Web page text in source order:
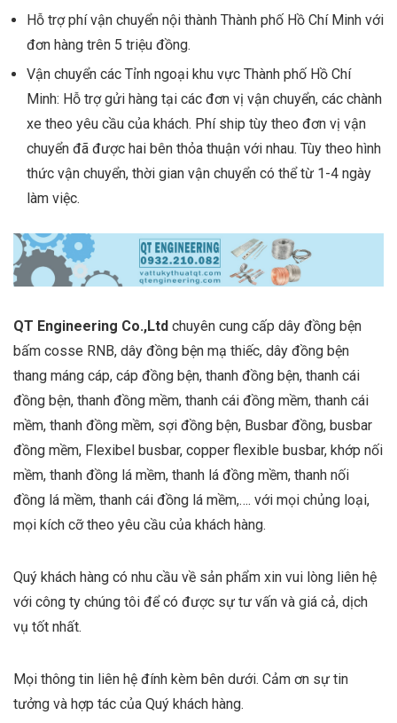
Hỗ trợ phí vận chuyển nội thành Thành phố Hồ Chí Minh với
đơn hàng trên 5 triệu đồng.
Vận chuyển các Tỉnh ngoại khu vực Thành phố Hồ Chí
Minh: Hỗ trợ gửi hàng tại các đơn vị vận chuyển, các chành
xe theo yêu cầu của khách. Phí ship tùy theo đơn vị vận
chuyển đã được hai bên thỏa thuận với nhau. Tùy theo hình
thức vận chuyển, thời gian vận chuyển có thể từ 1-4 ngày
làm việc.
QT Engineering Co.,Ltd chuyên cung cấp dây đồng bện
bấm cosse RNB, dây đồng bện mạ thiếc, dây đồng bện
thang máng cáp, cáp đồng bện, thanh đồng bện, thanh cái
đồng bện, thanh đồng mềm, thanh cái đồng mềm, thanh cái
mềm, thanh đồng mềm, sợi đồng bện, Busbar đồng, busbar
đồng mềm, Flexibel busbar, copper flexible busbar, khớp nối
mềm, thanh đồng lá mềm, thanh lá đồng mềm, thanh nối
đồng lá mềm, thanh cái đồng lá mềm,…. với mọi chủng loại,
mọi kích cỡ theo yêu cầu của khách hàng.
Quý khách hàng có nhu cầu về sản phẩm xin vui lòng liên hệ
với công ty chúng tôi để có được sự tư vấn và giá cả, dịch
vụ tốt nhất.
Mọi thông tin liên hệ đính kèm bên dưới. Cảm ơn sự tin
tưởng và hợp tác của Quý khách hàng.